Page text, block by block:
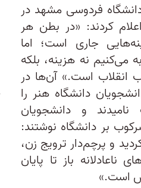
فردوسی مشهد در
کردند: «در بطن هر
جاری‌ است؛ اما
می‌کنیم نه هزینه، بلکه
انقلاب است.» آن‌ها در
دانشگاه هنر را
نامیدند و دانشجویان
بر دانشگاه نوشتند:
و پرچم‌دار ترویج زن،
باز تا پایان
است.»